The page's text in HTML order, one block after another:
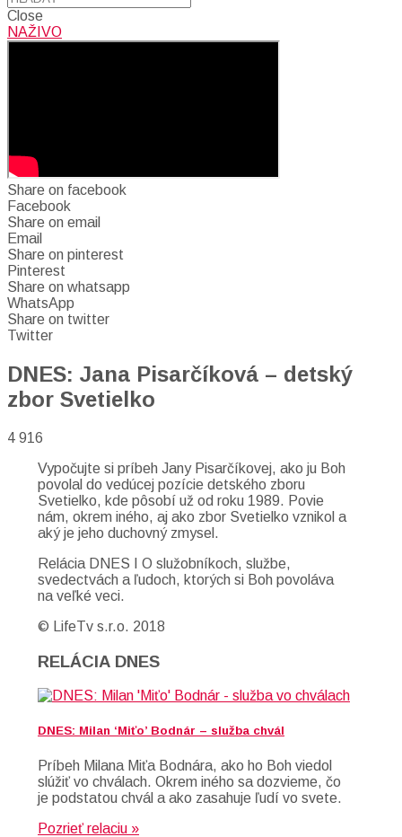
Close
NAŽIVO
Share on facebook
Facebook
Share on email
Email
Share on pinterest
Pinterest
Share on whatsapp
WhatsApp
Share on twitter
Twitter
DNES: Jana Pisarčíková – detský
zbor Svetielko
4 916
Vypočujte si príbeh Jany Pisarčíkovej, ako ju Boh
povolal do vedúcej pozície detského zboru
Svetielko, kde pôsobí už od roku 1989. Povie
nám, okrem iného, aj ako zbor Svetielko vznikol a
aký je jeho duchovný zmysel.
Relácia DNES I O služobníkoch, službe,
svedectvách a ľudoch, ktorých si Boh povoláva
na veľké veci.
© LifeTv s.r.o. 2018
RELÁCIA DNES
DNES: Milan ‘Miťo’ Bodnár – služba chvál
Príbeh Milana Miťa Bodnára, ako ho Boh viedol
slúžiť vo chválach. Okrem iného sa dozvieme, čo
je podstatou chvál a ako zasahuje ľudí vo svete.
Pozrieť relaciu »